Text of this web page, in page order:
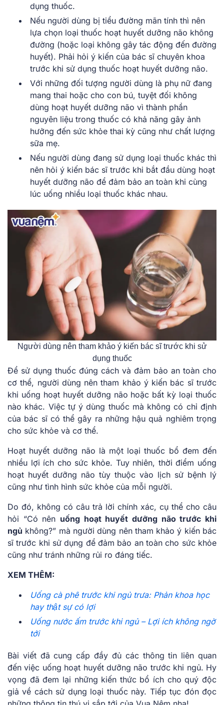
dụng thuốc.
Nếu người dùng bị tiểu đường mãn tính thì nên
lựa chọn loại thuốc hoạt huyết dưỡng não không
đường (hoặc loại không gây tác động đến đường
huyết). Phải hỏi ý kiến của bác sĩ chuyên khoa
trước khi sử dụng thuốc hoạt huyết dưỡng não.
Với những đối tượng người dùng là phụ nữ đang
mang thai hoặc cho con bú, tuyệt đối không
dùng hoạt huyết dưỡng não vì thành phần
nguyên liệu trong thuốc có khả năng gây ảnh
hưởng đến sức khỏe thai kỳ cũng như chất lượng
sữa mẹ.
Nếu người dùng đang sử dụng loại thuốc khác thì
nên hỏi ý kiến bác sĩ trước khi bắt đầu dùng hoạt
huyết dưỡng não để đảm bảo an toàn khi cùng
lúc uống nhiều loại thuốc khác nhau.
Người dùng nên tham khảo ý kiến bác sĩ trước khi sử
dụng thuốc
Để sử dụng thuốc đúng cách và đảm bảo an toàn cho
cơ thể, người dùng nên tham khảo ý kiến bác sĩ trước
khi uống hoạt huyết dưỡng não hoặc bất kỳ loại thuốc
nào khác. Việc tự ý dùng thuốc mà không có chỉ định
của bác sĩ có thể gây ra những hậu quả nghiêm trọng
cho sức khỏe và cơ thể.
Hoạt huyết dưỡng não là một loại thuốc bổ đem đến
nhiều lợi ích cho sức khỏe. Tuy nhiên, thời điểm uống
hoạt huyết dưỡng não tùy thuộc vào lịch sử bệnh lý
cũng như tình hình sức khỏe của mỗi người.
Do đó, không có câu trả lời chính xác, cụ thể cho câu
hỏi “Có nên uống hoạt huyết dưỡng não trước khi
ngủ không?” mà người dùng nên tham khảo ý kiến bác
sĩ trước khi sử dụng để đảm bảo an toàn cho sức khỏe
cũng như tránh những rủi ro đáng tiếc.
XEM THÊM:
Uống cà phê trước khi ngủ trưa: Phản khoa học
hay thật sự có lợi
Uống nước ấm trước khi ngủ – Lợi ích không ngờ
tới
Bài viết đã cung cấp đầy đủ các thông tin liên quan
đến việc uống hoạt huyết dưỡng não trước khi ngủ. Hy
vọng đã đem lại những kiến thức bổ ích cho quý độc
giả về cách sử dụng loại thuốc này. Tiếp tục đón đọc